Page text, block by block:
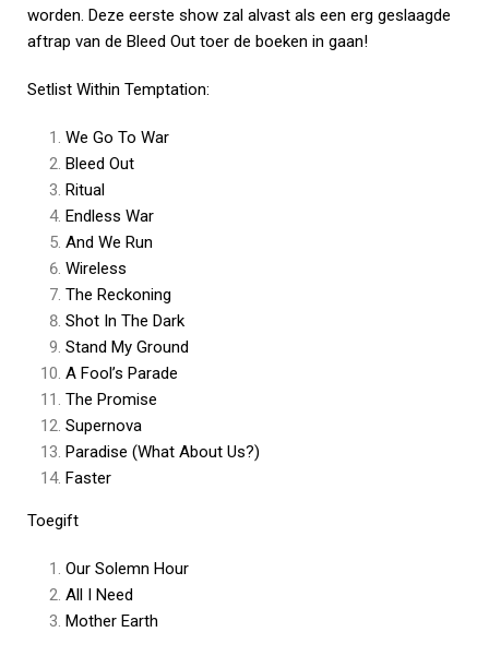
worden. Deze eerste show zal alvast als een erg geslaagde
aftrap van de Bleed Out toer de boeken in gaan!
Setlist Within Temptation:
We Go To War
Bleed Out
Ritual
Endless War
And We Run
Wireless
The Reckoning
Shot In The Dark
Stand My Ground
A Fool’s Parade
The Promise
Supernova
Paradise (What About Us?)
Faster
Toegift
Our Solemn Hour
All I Need
Mother Earth